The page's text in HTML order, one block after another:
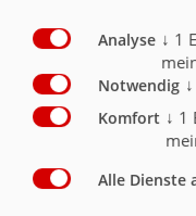
KONTAKT
Kommunaltechnik GmbH
D-84453 Mühldorf a. Inn
Analyse ↓ 1
Notwendig ↓
Komfort ↓ 1
Alle Dienste